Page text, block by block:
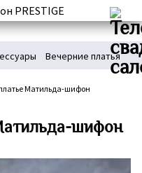
Вечерние платья
Матильда-шифон
шифон